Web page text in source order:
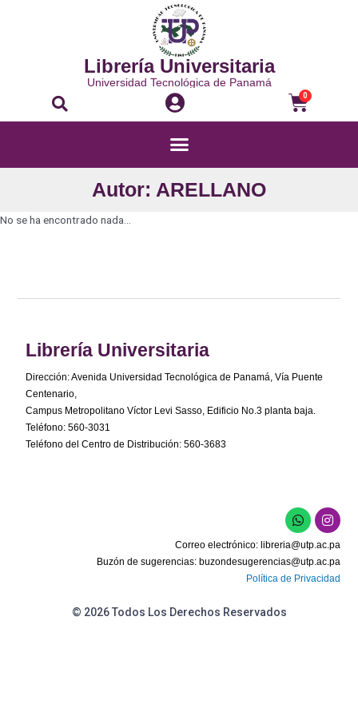
Librería Universitaria
Universidad Tecnológica de Panamá
0
Autor: ARELLANO
No se ha encontrado nada...
Librería Universitaria
Dirección: Avenida Universidad Tecnológica de Panamá, Vía Puente
Centenario,
Campus Metropolitano Víctor Levi Sasso, Edificio No.3 planta baja.
Teléfono: 560-3031
Teléfono del Centro de Distribución: 560-3683
Correo electrónico: libreria@utp.ac.pa
Buzón de sugerencias: buzondesugerencias@utp.ac.pa
Política de Privacidad
© 2026 Todos Los Derechos Reservados